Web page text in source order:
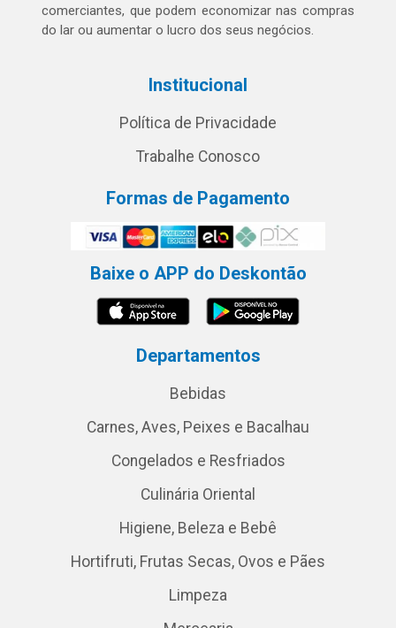
comerciantes, que podem economizar nas compras
do lar ou aumentar o lucro dos seus negócios.
Institucional
Política de Privacidade
Trabalhe Conosco
Formas de Pagamento
Baixe o APP do Deskontão
Departamentos
Bebidas
Carnes, Aves, Peixes e Bacalhau
Congelados e Resfriados
Culinária Oriental
Higiene, Beleza e Bebê
Hortifruti, Frutas Secas, Ovos e Pães
Limpeza